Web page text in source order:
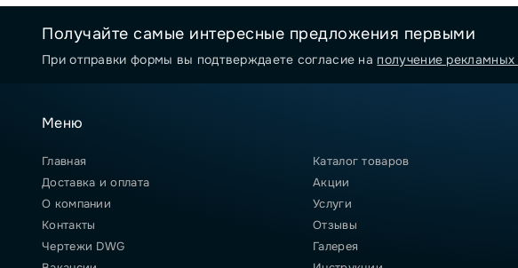
Получайте самые интересные предложения первыми
При отправки формы вы подтверждаете согласие на получение
Меню
Главная
Каталог товаров
Доставка и оплата
Акции
О компании
Услуги
Контакты
Отзывы
Чертежи DWG
Галерея